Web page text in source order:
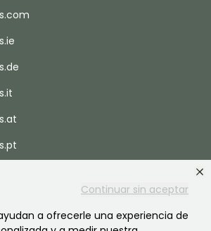
Continuar sin aceptar
a ofrecerle una experiencia de